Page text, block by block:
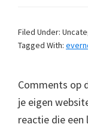
Filed Under:
Tagged With:
Comments op
je eigen
reactie die